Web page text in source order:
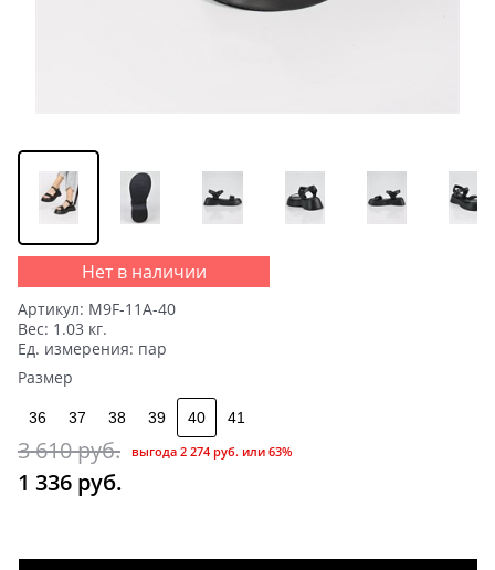
Нет в наличии
Артикул: M9F-11A-40
Вес: 1.03 кг.
Ед. измерения: пар
Размер
36 37 38 39 40 41
3 610 руб.
1 336 руб.
выгода 2 274 руб. или 63%